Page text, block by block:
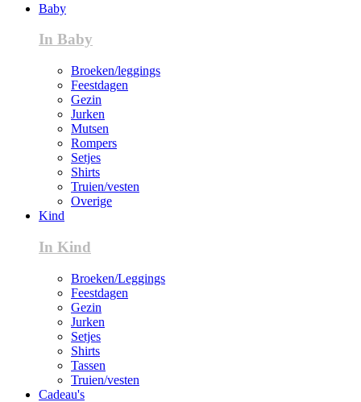
Baby
In Baby
Broeken/leggings
Feestdagen
Gezin
Jurken
Mutsen
Rompers
Setjes
Shirts
Truien/vesten
Overige
Kind
In Kind
Broeken/Leggings
Feestdagen
Gezin
Jurken
Setjes
Shirts
Tassen
Truien/vesten
Cadeau's